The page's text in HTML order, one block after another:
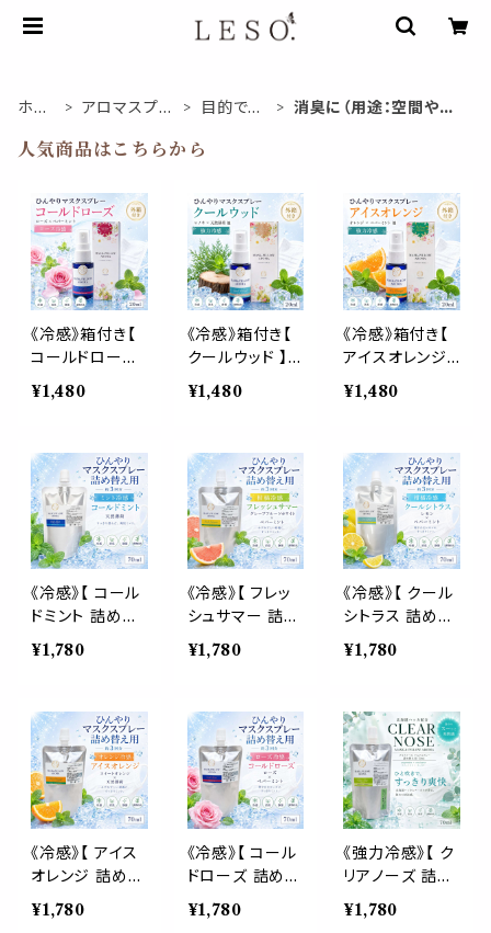
ホー
アロマスプレ
目的で選
消臭に（用途：空間や衣
人気商品はこちらから
《冷感》箱付き【
コールドローズ
】マスク & ピロ
ー アロマ 20ml
ント 夏 ひんやり
涼しい スプレー
枕 睡眠 癒し 植
物由来 消臭 静
菌 携帯用 ギフ
ト プレゼント
¥1,480
《冷感》箱付き【
クールウッド 】マ
スク & ピロー
アロマ 20ml｜
薄荷 夏 ひんや
り 涼しい 森林
系 スプレー 枕
寝具 リフレッシ
ュ 植物由来 消
臭 静菌 携帯用
ギフト プレゼン
ト
¥1,480
《冷感》箱付き【
アイスオレンジ
】マスク & ピロ
ー アロマ 20ml
ンジ ペパーミン
ト 夏 ひんやり
涼しい スプレー
枕 睡眠 癒し 植
物由来 消臭 静
菌 携帯用 ギフ
ト プレゼント
¥1,480
《冷感》【 コール
ドミント 詰め替
え用 70ml 】マ
スク & ピロー
ミント 国産天然
薄荷 夏 ひんや
り 涼しい 詰替
パウチ 約3回分
消臭 静菌 冷感
アロマスプレー
¥1,780
《冷感》【 フレッ
シュサマー 詰め
替え用 70ml 】
マスク & ピロ
ープフルーツホ
ワイト ペパーミ
ント 柑橘 夏 ひ
んやり 涼しい 詰
替パウチ 約3回
分 消臭 静菌 冷
感 アロマスプレ
ー
¥1,780
《冷感》【 クール
シトラス 詰め替
え用 70ml 】マ
スク & ピロー
コールドプレスト
ペパーミント 天
然薄荷 夏 ひん
やり 涼しい 詰
替パウチ 約3回
分 消臭 静菌 冷
感 アロマスプレ
ー
¥1,780
《冷感》【 アイス
オレンジ 詰め替
え用 70ml 】マ
スク & ピロー
¥1,780
《冷感》【 コール
ドローズ 詰め替
え用 70ml 】マ
スク & ピロー
¥1,780
《強力冷感》【 ク
リアノーズ 詰め
替え用 70ml 】
マスク & ピロ
¥1,780